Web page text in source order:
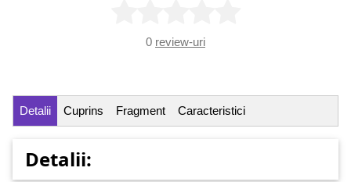
0 review-uri
Detalii Cuprins Fragment Caracteristici
Detalii: